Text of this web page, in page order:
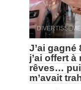
J’ai
j’ai offert à
rêves…
m’avait